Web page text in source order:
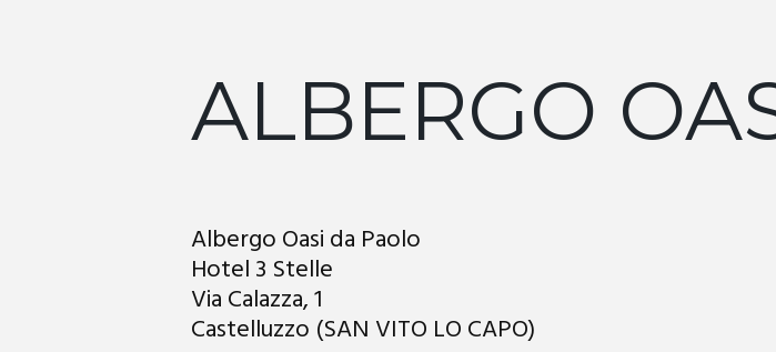
ALBERGO
Albergo Oasi da Paolo
Hotel 3 Stelle
Via Calazza, 1
Castelluzzo (SAN VITO LO CAPO)